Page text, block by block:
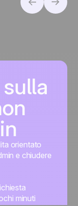
orientato
e chiudere
minuti